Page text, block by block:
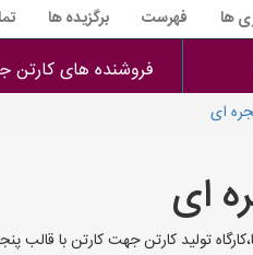
ها فهرست برگزیده ها
فروشنده های کارتن
ای
ای
تولید کارتن جهت کارتن با